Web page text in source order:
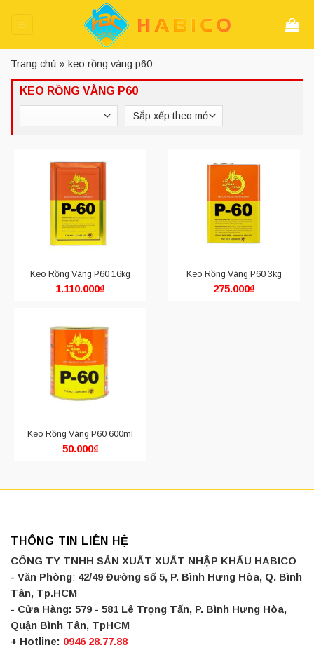
Trang chủ » keo rồng vàng p60
KEO RỒNG VÀNG P60
Keo Rồng Vàng P60 16kg
1.110.000₫
Keo Rồng Vàng P60 3kg
275.000₫
Keo Rồng Vàng P60 600ml
50.000₫
THÔNG TIN LIÊN HỆ
CÔNG TY TNHH SẢN XUẤT XUẤT NHẬP KHẨU HABICO
- Văn Phòng: 42/49 Đường số 5, P. Bình Hưng Hòa, Q. Bình
Tân, Tp.HCM
- Cửa Hàng: 579 - 581 Lê Trọng Tấn, P. Bình Hưng Hòa,
Quận Bình Tân, TpHCM
+ Hotline: 0946 28.77.88